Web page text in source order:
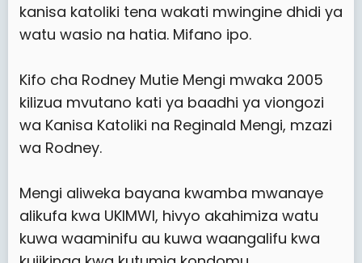
kanisa katoliki tena wakati mwingine dhidi ya
watu wasio na hatia. Mifano ipo.
Kifo cha Rodney Mutie Mengi mwaka 2005
kilizua mvutano kati ya baadhi ya viongozi
wa Kanisa Katoliki na Reginald Mengi, mzazi
wa Rodney.
Mengi aliweka bayana kwamba mwanaye
alikufa kwa UKIMWI, hivyo akahimiza watu
kuwa waaminifu au kuwa waangalifu kwa